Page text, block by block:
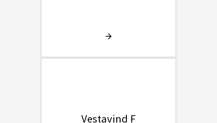
Vestavind F